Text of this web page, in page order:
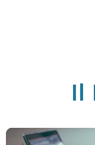
Il